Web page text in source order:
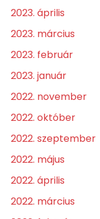
2023. április
2023. március
2023. február
2023. január
2022. november
2022. október
2022. szeptember
2022. május
2022. április
2022. március